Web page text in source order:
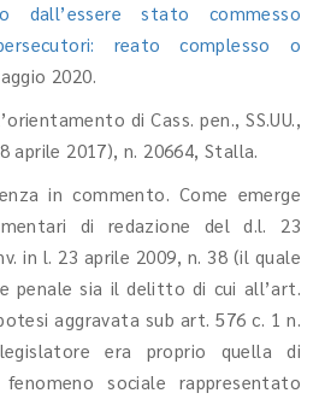
dall’essere stato commesso
reato complesso o
2020.
di Cass. pen., SS.UU.,
aprile 2017), n. 20664, Stalla.
in commento. Come emerge
di redazione del d.l. 23
in l. 23 aprile 2009, n. 38 (il quale
penale sia il delitto di cui all’art.
aggravata sub art. 576 c. 1 n.
era proprio quella di
sociale rappresentato